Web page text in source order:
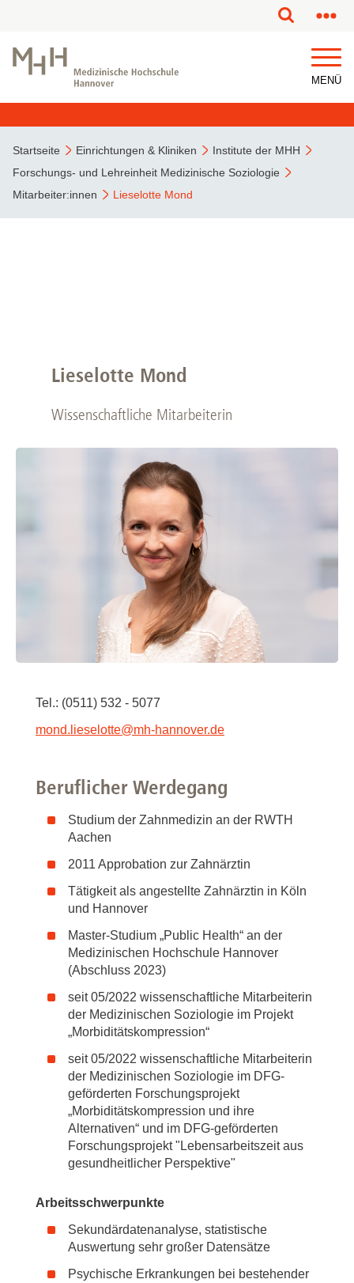
MENÜ
Startseite Einrichtungen & Kliniken
Institute der MHH
Forschungs- und Lehreinheit Medizinische Soziologie
Mitarbeiter:innen
Lieselotte Mond
Lieselotte Mond
Wissenschaftliche Mitarbeiterin
Tel.: (0511) 532 - 5077
mond.lieselotte@mh-hannover.de
Beruflicher Werdegang
Studium der Zahnmedizin an der RWTH
Aachen
2011 Approbation zur Zahnärztin
Tätigkeit als angestellte Zahnärztin in Köln
und Hannover
Master-Studium „Public Health“ an der
Medizinischen Hochschule Hannover
(Abschluss 2023)
seit 05/2022 wissenschaftliche Mitarbeiterin
der Medizinischen Soziologie im Projekt
„Morbiditätskompression“
seit 05/2022 wissenschaftliche Mitarbeiterin
der Medizinischen Soziologie im DFG-
geförderten Forschungsprojekt
„Morbiditätskompression und ihre
Alternativen“ und im DFG-geförderten
Forschungsprojekt "Lebensarbeitszeit aus
gesundheitlicher Perspektive"
Arbeitsschwerpunkte
Sekundärdatenanalyse, statistische
Auswertung sehr großer Datensätze
Psychische Erkrankungen bei bestehender